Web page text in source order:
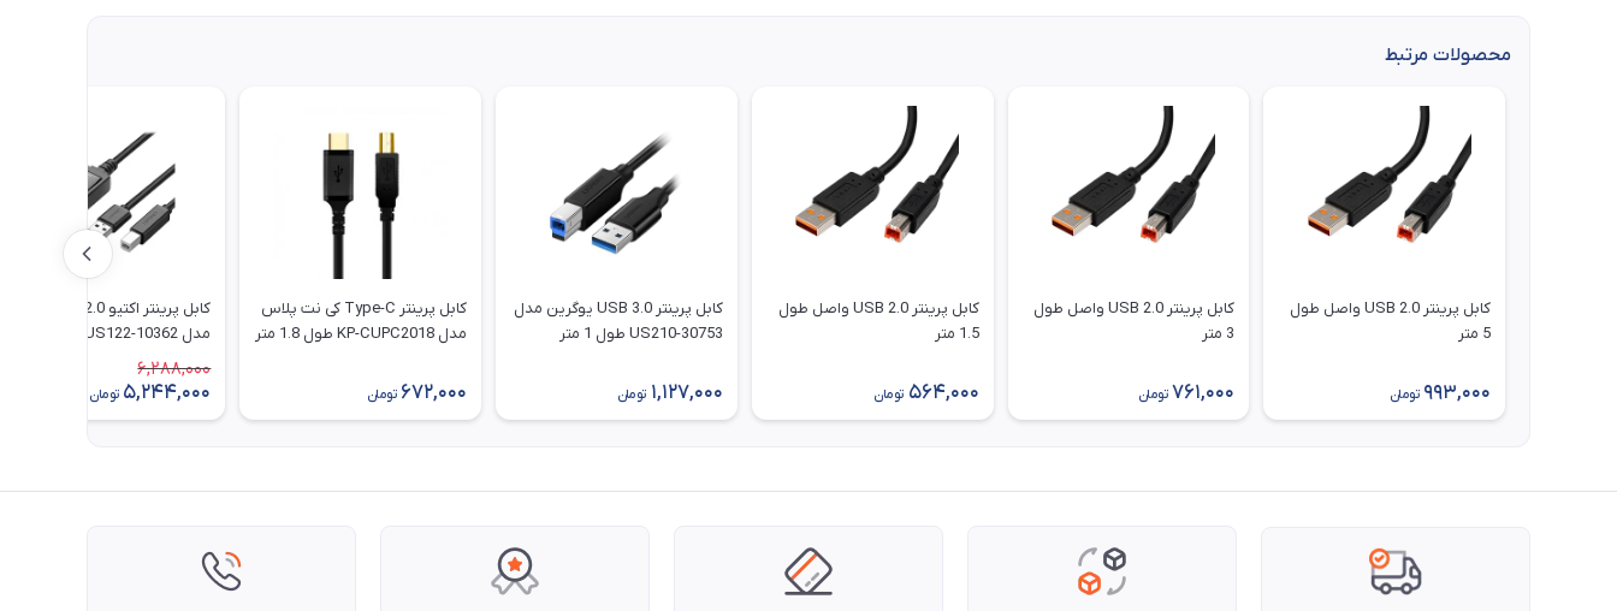
محصولات مرتبط
کابل پرینتر USB 2.0 واصل طول
5 متر
993,000 تومان
کابل پرینتر USB 2.0 واصل طول
3 متر
761,000 تومان
کابل پرینتر USB 2.0 واصل طول
1.5 متر
564,000 تومان
کابل پرینتر USB 3.0 یوگرین مدل
US210-30753 طول 1 متر
1,127,000 تومان
کابل پرینتر Type-C کی نت پلاس
مدل KP-CUPC2018 طول 1.8 متر
672,000 تومان
مدل US122-10362 طول 15 متر
6,288,000
5,244,000 تومان